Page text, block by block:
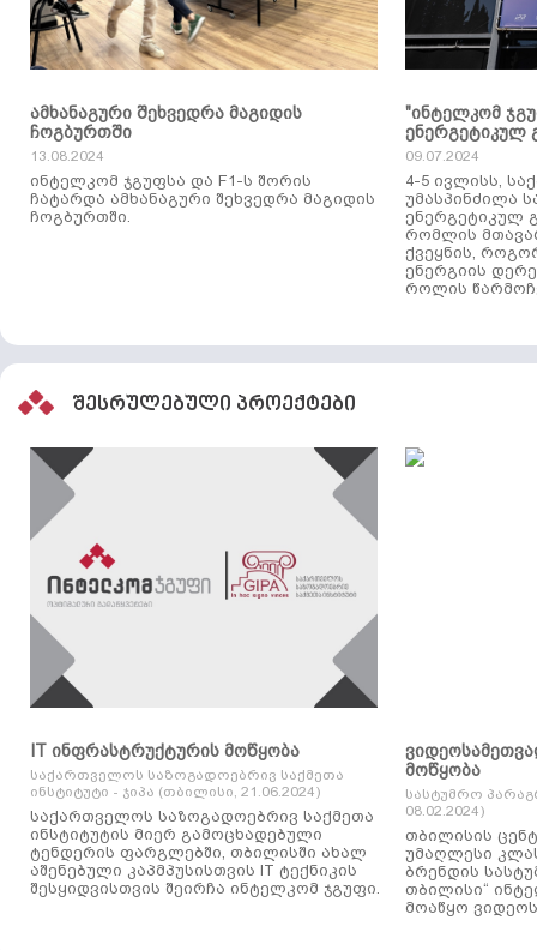
ამხანაგური შეხვედრა მაგიდის
ჩოგბურთში
13.08.2024
ინტელკომ ჯგუფსა და F1-ს შორის
ჩატარდა ამხანაგური შეხვედრა მაგიდის
ჩოგბურთში.
"ინტელკომ
ენერგეტიკულ
09.07.2024
4-5 ივლისს,
უმასპინძილა
ენერგეტიკულ
რომლის
ქვეყნის,
ენერგიის
როლის
შესრულებული პროექტები
IT ინფრასტრუქტურის მოწყობა
საქართველოს საზოგადოებრივ საქმეთა
ინსტიტუტი - ჯიპა (თბილისი, 21.06.2024)
საქართველოს საზოგადოებრივ საქმეთა
ინსტიტუტის მიერ გამოცხადებული
ტენდერის ფარგლებში, თბილისში ახალ
აშენებული კაპმპუსისთვის IT ტექნიკის
შესყიდვისთვის შეირჩა ინტელკომ ჯგუფი.
მოწყობა
სასტუმრო
08.02.2024)
თბილისის
უმაღლესი
ბრენდის
თბილისი“
მოაწყო